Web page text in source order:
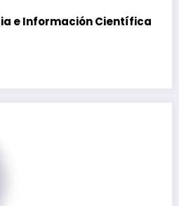
e Información Científica